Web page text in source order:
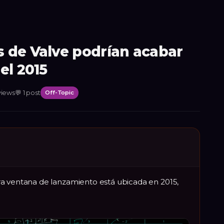
de Valve podrían acabar
2015
💬 1 post Off-Topic
ventana de lanzamiento está ubicada en 2015,